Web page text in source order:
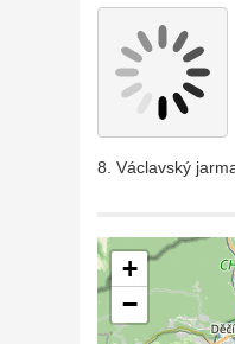
8. Václavský
+
−